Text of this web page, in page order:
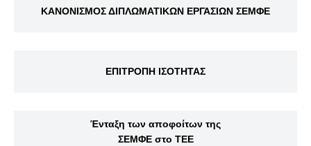
ΚΑΝΟΝΙΣΜΟΣ ΔΙΠΛΩΜΑΤΙΚΩΝ ΕΡΓΑΣΙΩΝ ΣΕΜΦΕ
ΕΠΙΤΡΟΠΗ ΙΣΟΤΗΤΑΣ
Ένταξη των αποφοίτων της
ΣΕΜΦΕ στο ΤΕΕ